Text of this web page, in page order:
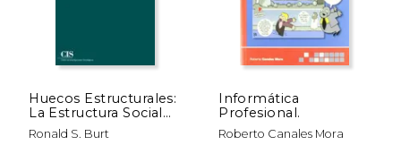
Huecos Estructurales:
La Estructura Social
de la Competitividad
(Clásicos
Ronald S. Burt
Informática
Profesional.
Roberto Canales Mora